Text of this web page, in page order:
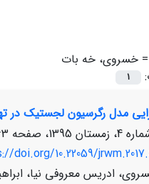
خسروی، خه بات
1
مدل رگرسیون لجستیک
doi.org/10.22059/
ادریس معروفی نیا،